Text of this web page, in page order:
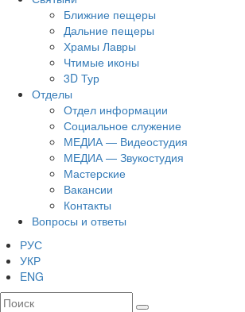
Ближние пещеры
Дальние пещеры
Храмы Лавры
Чтимые иконы
3D Тур
Отделы
Отдел информации
Социальное служение
МЕДИА — Видеостудия
МЕДИА — Звукостудия
Мастерские
Вакансии
Контакты
Вопросы и ответы
РУС
УКР
ENG